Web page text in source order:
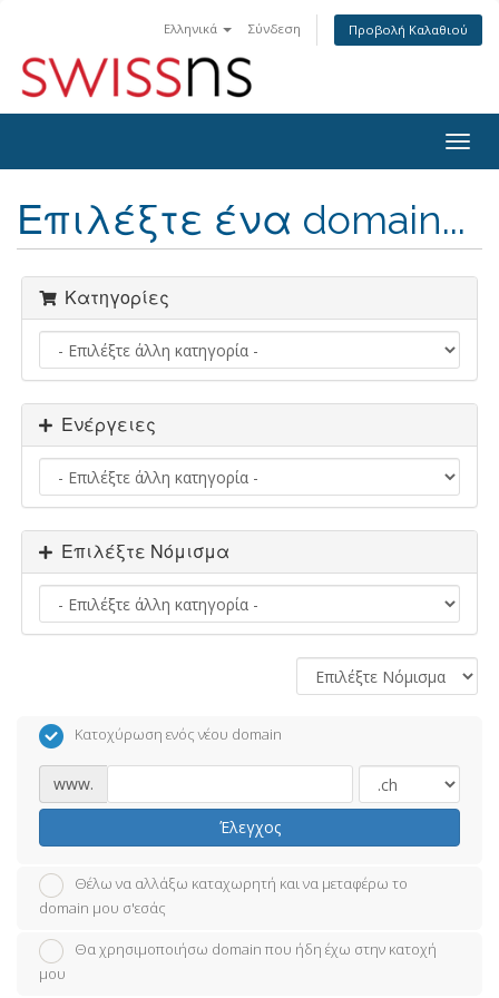
Ελληνικά Σύνδεση Προβολή Καλαθιού
Επιλέξτε ένα domain...
Κατηγορίες
Ενέργειες
Επιλέξτε Νόμισμα
Κατοχύρωση ενός νέου domain
www.
Έλεγχος
Θέλω να αλλάξω καταχωρητή και να μεταφέρω το
domain μου σ'εσάς
Θα χρησιμοποιήσω domain που ήδη έχω στην κατοχή
μου